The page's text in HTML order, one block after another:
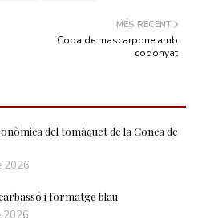
MÉS RECENT
Copa de mascarpone amb
codonyat
del tomàquet de la Conca de
2026
i formatge blau
2026